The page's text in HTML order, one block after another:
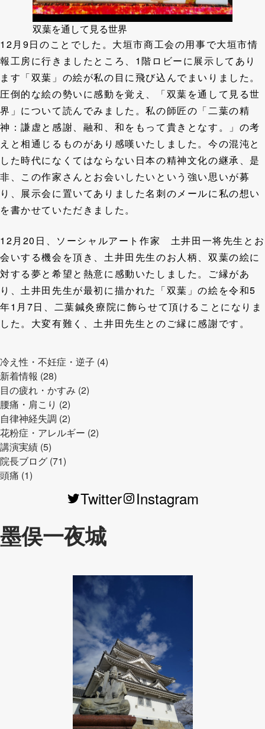
双葉を通して見る世界
12月9日のことでした。大垣市商工会の用事で大垣市情
報工房に行きましたところ、1階ロビーに展示してあり
ます「双葉」の絵が私の目に飛び込んでまいりました。
圧倒的な絵の勢いに感動を覚え、「双葉を通して見る世
界」について読んでみました。私の師匠の「二葉の精
神：謙虚と感謝、融和、和をもって貴きとなす。」の考
えと相通じるものがあり感嘆いたしました。今の混沌と
した時代になくてはならない日本の精神文化の継承、是
非、この作家さんとお会いしたいという強い思いが募
り、展示会に置いてありました名刺のメールに私の想い
を書かせていただきました。
12月20日、ソーシャルアート作家 土井田一将先生とお
会いする機会を頂き、土井田先生のお人柄、双葉の絵に
対する夢と希望と熱意に感動いたしました。ご縁があ
り、土井田先生が最初に描かれた「双葉」の絵を令和5
年1月7日、二葉鍼灸療院に飾らせて頂けることになりま
した。大変有難く、土井田先生とのご縁に感謝です。
冷え性・不妊症・逆子 (4)
新着情報 (28)
目の疲れ・かすみ (2)
腰痛・肩こり (2)
自律神経失調 (2)
花粉症・アレルギー (2)
講演実績 (5)
院長ブログ (71)
頭痛 (1)
Twitter Instagram
墨俣一夜城